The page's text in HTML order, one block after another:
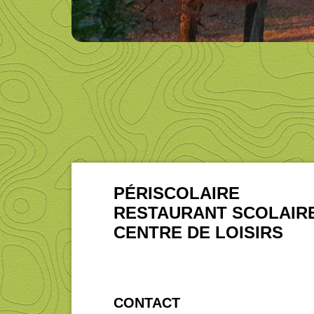
PÉRISCOLAIRE
RESTAURANT
CENTRE DE LOISIRS
CONTACT